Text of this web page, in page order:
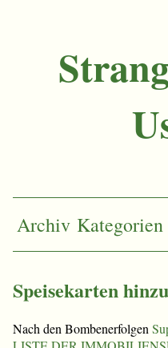
Archiv Kategorien
Speisekarten
Nach den Bombenerfolgen